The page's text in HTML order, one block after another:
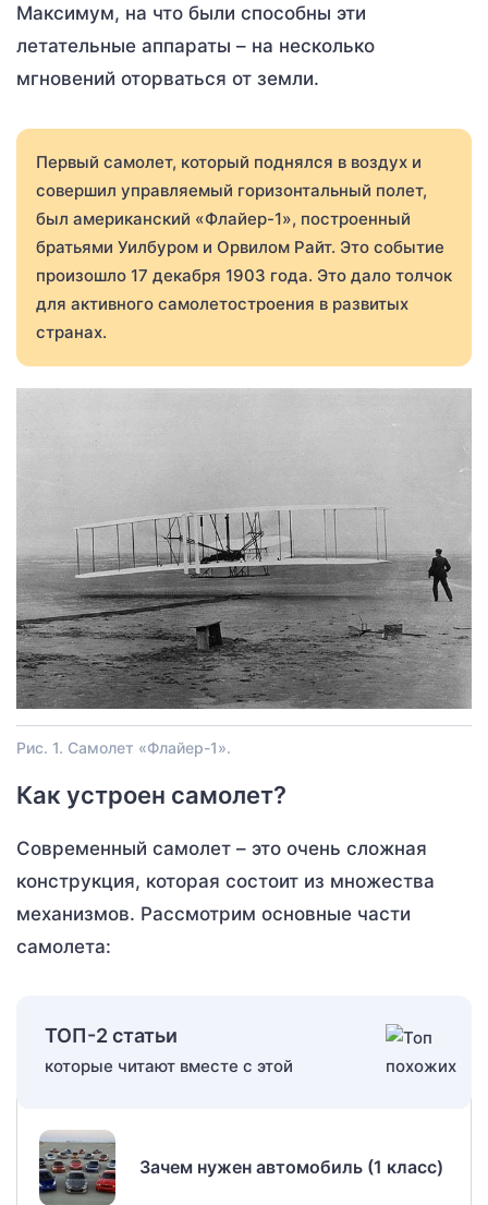
Максимум, на что были способны эти
летательные аппараты – на несколько
мгновений оторваться от земли.
Первый самолет, который поднялся в воздух и
совершил управляемый горизонтальный полет,
был американский «Флайер-1», построенный
братьями Уилбуром и Орвилом Райт. Это событие
произошло 17 декабря 1903 года. Это дало толчок
для активного самолетостроения в развитых
странах.
Рис. 1. Самолет «Флайер-1».
Как устроен самолет?
Современный самолет – это очень сложная
конструкция, которая состоит из множества
механизмов. Рассмотрим основные части
самолета:
ТОП-2 статьи
которые читают вместе с этой
Зачем нужен автомобиль (1 класс)